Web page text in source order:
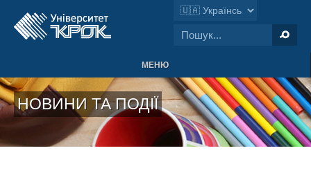
МЕНЮ
НОВИНИ ТА ПОДІЇ